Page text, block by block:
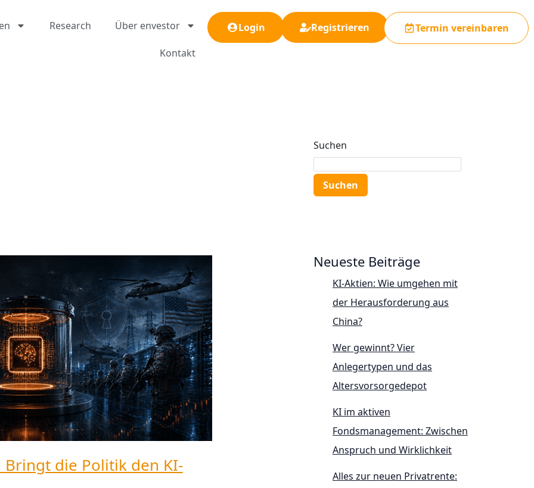
Research Über envestor
Kontakt
Login Registrieren Termin vereinbaren
die Politik den KI-
Suchen
Suchen
Neueste Beiträge
KI-Aktien: Wie umgehen mit
der Herausforderung aus
China?
Wer gewinnt? Vier
Anlegertypen und das
Altersvorsorgedepot
KI im aktiven
Fondsmanagement: Zwischen
Anspruch und Wirklichkeit
Alles zur neuen Privatrente: